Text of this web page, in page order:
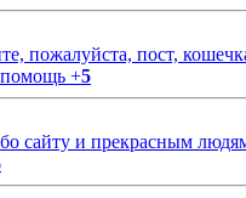
пожалуйста, пост,
помощь +5
сайту и прекрасным